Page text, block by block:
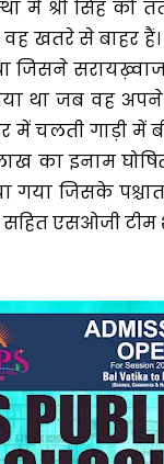
में श्री सिंह को
खतरे से बाहर
था जब वह
में चलती गाड़ी में
का इनाम
जिसके पश्चात
एसओजी टीम